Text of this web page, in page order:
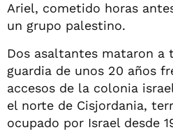
Ariel, cometido horas
un grupo palestino.
Dos asaltantes mataron a
guardia de unos 20 años
accesos de la colonia
el norte de Cisjordania,
ocupado por Israel desde